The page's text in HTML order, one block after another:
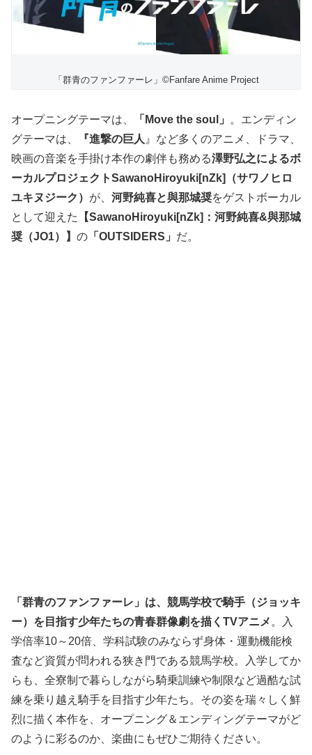
「群青のファンファーレ」©Fanfare Anime Project
オープニングテーマは、 「Move the soul」
。エンディン
グテーマは、
『進撃の巨人 』など多くのアニメ、ドラマ、
映画の音楽を手掛け本作の劇伴も務める澤野弘之によるボ
ーカルプロジェクトSawanoHiroyuki[nZk]（サワノヒロ
ユキヌジーク） が、 河野純喜と與那城奨をゲストボーカル
として迎えた
【SawanoHiroyuki[nZk]：河野純喜&與那城
奨（JO1）】 の 「OUTSIDERS」 だ。
「群青のファンファーレ」は、競馬学校で騎手（ジョッキ
ー）を目指す少年たちの青春群像劇を描くTVアニメ 。入
学倍率10～20倍、学科試験のみならず身体・運動機能検
査など資質が問われる狭き門である競馬学校。入学してか
らも、全寮制で暮らしながら騎乗訓練や制限など過酷な試
練を乗り越え騎手を目指す少年たち。その姿を瑞々しく鮮
烈に描く本作を、オープニング＆エンディングテーマがど
のように彩るのか、楽曲にもぜひご期待ください。